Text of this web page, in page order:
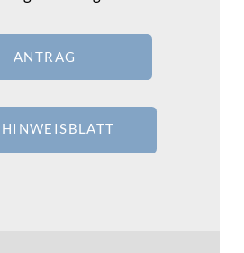
ANTRAG
HINWEISBLATT